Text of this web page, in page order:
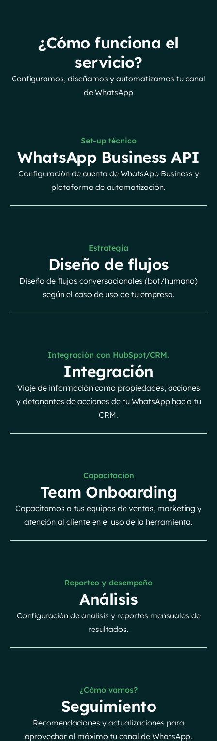
¿Cómo funciona el
servicio?
Configuramos, diseñamos y automatizamos tu canal
de WhatsApp
Set-up técnico
WhatsApp Business API
Configuración de cuenta de WhatsApp Business y
plataforma de automatización.
Estrategia
Diseño de flujos
Diseño de flujos conversacionales (bot/humano)
según el caso de uso de tu empresa.
Integración con HubSpot/CRM.
Integración
Viaje de información como propiedades, acciones
y detonantes de acciones de tu WhatsApp hacia tu
CRM.
Capacitación
Team Onboarding
Capacitamos a tus equipos de ventas, marketing y
atención al cliente en el uso de la herramienta.
Reporteo y desempeño
Análisis
Configuración de análisis y reportes mensuales de
resultados.
¿Cómo vamos?
Seguimiento
Recomendaciones y actualizaciones para
aprovechar al máximo tu canal de WhatsApp.